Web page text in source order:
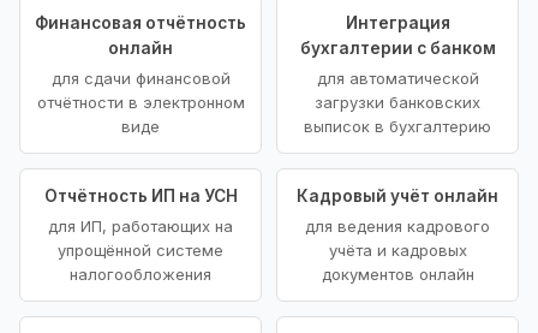
Финансовая отчётность
онлайн
для сдачи финансовой
отчётности в электронном
виде
Интеграция
бухгалтерии с банком
для автоматической
загрузки банковских
выписок в бухгалтерию
Отчётность ИП на УСН
для ИП, работающих на
упрощённой системе
налогообложения
Кадровый учёт онлайн
для ведения кадрового
учёта и кадровых
документов онлайн